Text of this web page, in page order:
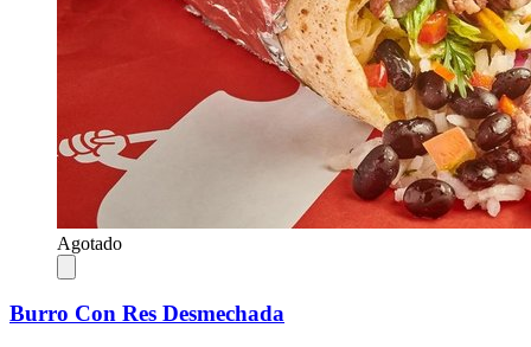
Agotado
Burro Con Res Desmechada